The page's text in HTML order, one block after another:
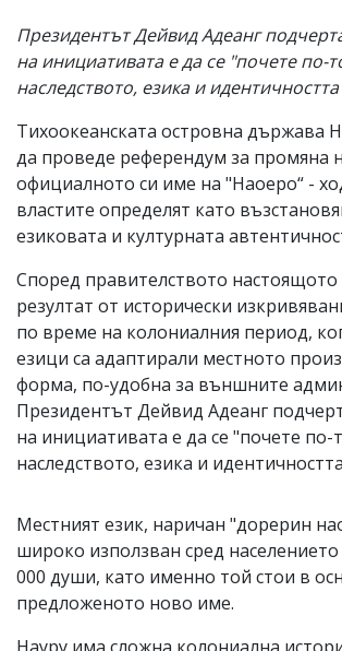
не
носи
отговорност
за
Ако
обиден
за
вас
моля
ни!
Президентът Дейвид Адеанг
на инициативата е да се "почете по-
наследството, езика и
Тихоокеанската островна държава
да проведе референдум за промяна
официалното си име на "Наоеро“ -
властите определят като
езиковата и културната
Според правителството настоящото
резултат от исторически
по време на колониалния период,
езици са адаптирали местното
форма, по-удобна за външните
Президентът Дейвид Адеанг
на инициативата е да се "почете по-
наследството, езика и
Местният език, наричан "дорерин
широко използван сред
000 души, като именно той стои в
предложеното ново име.